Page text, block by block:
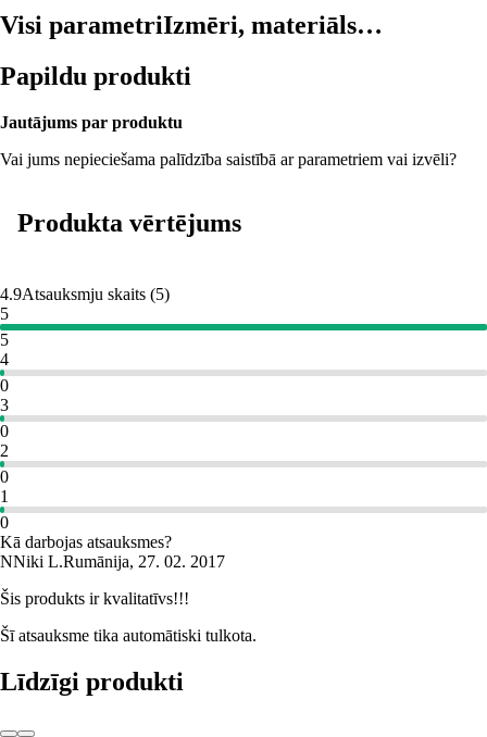
Visi parametriIzmēri, materiāls…
Papildu produkti
Jautājums par produktu
Vai jums nepieciešama palīdzība saistībā ar parametriem vai izvēli?
Produkta vērtējums
4.9Atsauksmju skaits (5)
5
5
4
0
3
0
2
0
1
0
Kā darbojas atsauksmes?
NNiki L.Rumānija, 27. 02. 2017
Šis produkts ir kvalitatīvs!!!
Šī atsauksme tika automātiski tulkota.
Līdzīgi produkti